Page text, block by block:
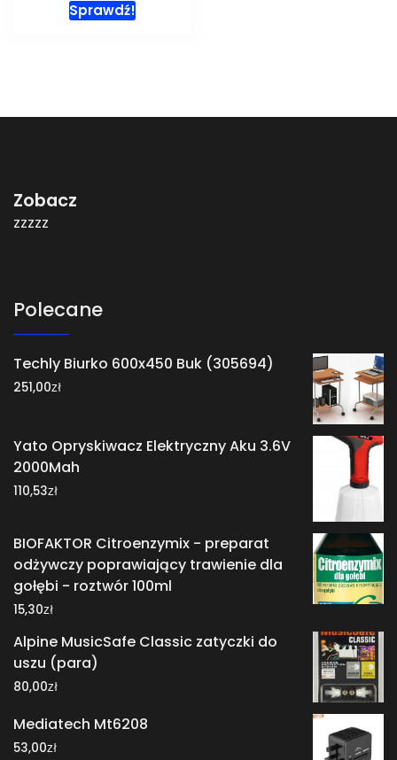
Sprawdź!
Zobacz
zzzzz
Polecane
Techly Biurko 600x450 Buk (305694)
251,00zł
Yato Opryskiwacz Elektryczny Aku 3.6V
2000Mah
110,53zł
BIOFAKTOR Citroenzymix - preparat
odżywczy poprawiający trawienie dla
gołębi - roztwór 100ml
15,30zł
Alpine MusicSafe Classic zatyczki do
uszu (para)
80,00zł
Mediatech Mt6208
53,00zł